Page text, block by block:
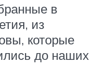
в
из
которые
до наших